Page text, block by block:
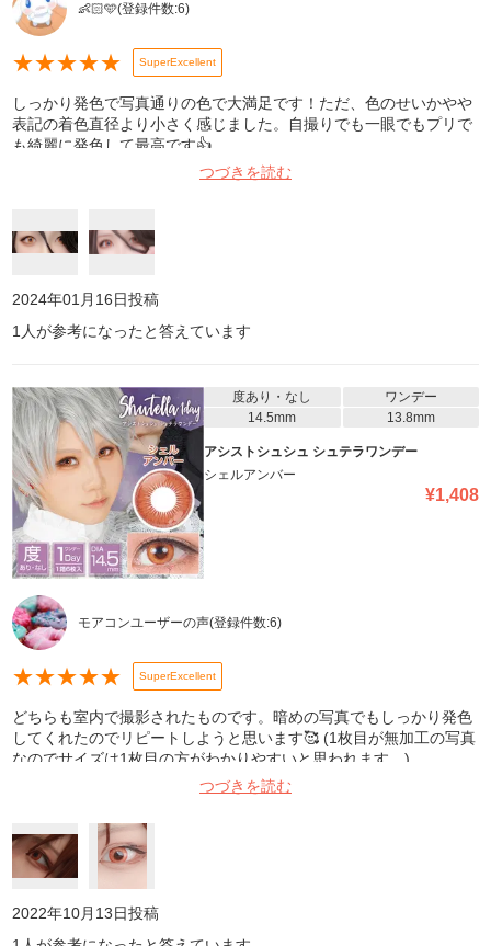
👶🏻🩵(登録件数:6)
★★★★★ SuperExcellent
しっかり発色で写真通りの色で大満足です！ただ、色のせいかやや
表記の着色直径より小さく感じました。自撮りでも一眼でもプリで
も綺麗に発色して最高です👍
つづきを読む
2024年01月16日投稿
1 人が参考になったと答えています
度あり・なし
ワンデー
14.5mm
13.8mm
アシストシュシュ シュテラワンデー
シェルアンバー
¥1,408
モアコンユーザーの声(登録件数:6)
★★★★★ SuperExcellent
どちらも室内で撮影されたものです。暗めの写真でもしっかり発色
してくれたのでリピートしようと思います🥰 (1枚目が無加工の写真
なのでサイズは1枚目の方がわかりやすいと思われます。)
つづきを読む
2022年10月13日投稿